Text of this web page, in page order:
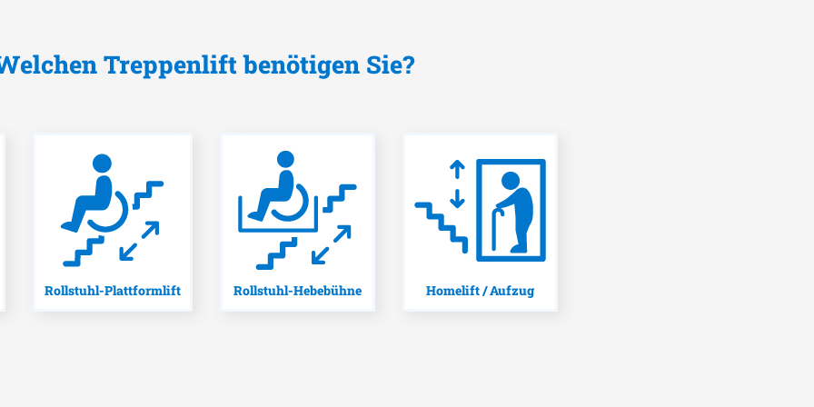
Treppenlift benötigen Sie?
Rollstuhl-Plattformlift Rollstuhl-Hebebühne Homelift / Aufzug